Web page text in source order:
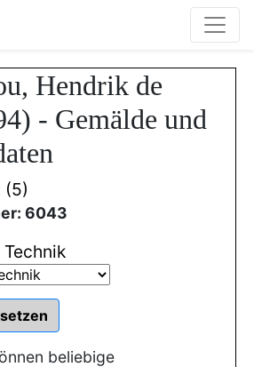
Hendrik de
- Gemälde und
(5)
6043
beliebige